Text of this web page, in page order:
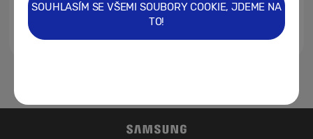
03/01/2024
SOUHLASÍM SE VŠEMI SOUBORY COOKIE, JDEME NA
TO!